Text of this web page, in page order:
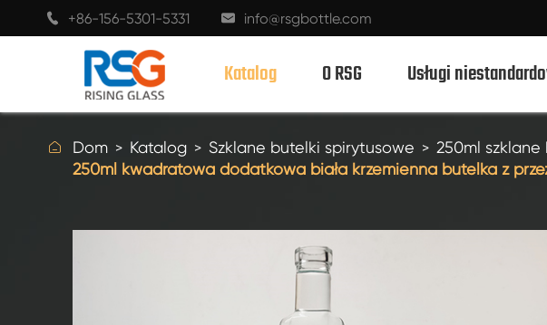
 +86-156-5301-5331  info@rsgbottle.com
Katalog
BUTELKI Z KIELISZKIEM DO WINA
700ml szklane butelki
O RSG Usługi
 Dom Katalog Szklane butelki spirytusowe
250ml
250ml kwadratowa dodatkowa biała krzemienna butelka z